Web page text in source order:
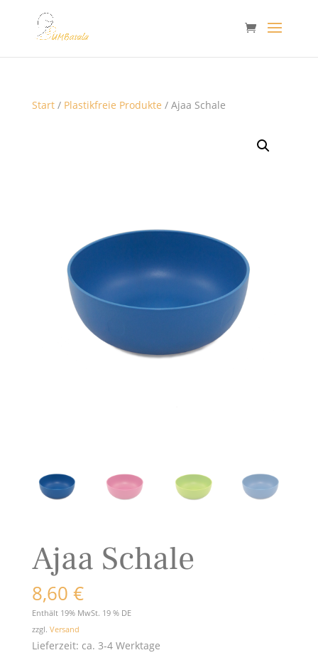
Start/ Plastikfreie Produkte / Ajaa Schale
Ajaa Schale
8,60 €
Enthält 19% MwSt. 19 % DE
zzgl. Versand
Lieferzeit: ca. 3-4 Werktage